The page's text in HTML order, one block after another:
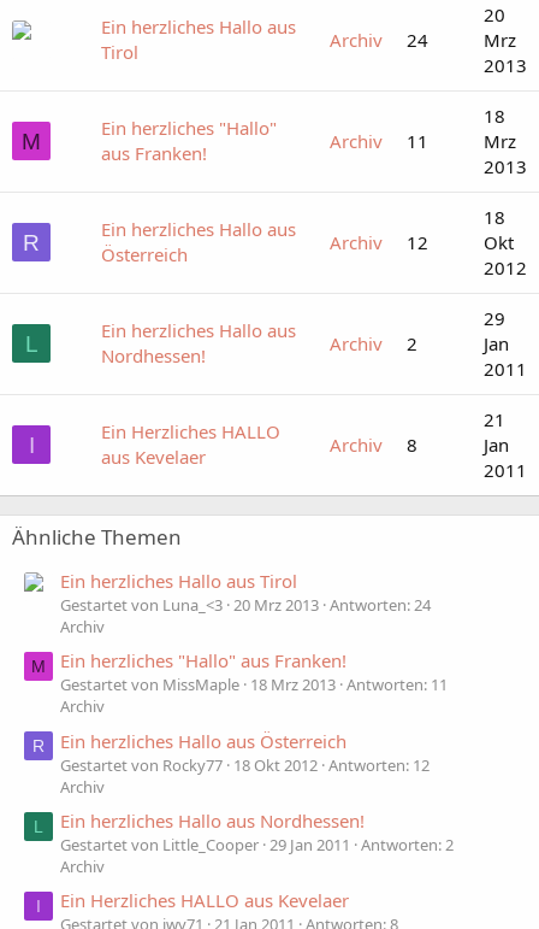
Ein herzliches Hallo aus
Tirol
Archiv 24
20
Mrz
2013
M
Ein herzliches "Hallo"
aus Franken!
Archiv 11
18
Mrz
2013
R
Ein herzliches Hallo aus
Österreich
Archiv 12
18
Okt
2012
L
Ein herzliches Hallo aus
Nordhessen!
Archiv 2
29
Jan
2011
I
Ein Herzliches HALLO
aus Kevelaer
Archiv 8
21
Jan
2011
Ähnliche Themen
Ein herzliches Hallo aus Tirol
Gestartet von Luna_<3 20 Mrz 2013 Antworten: 24
Archiv
M Ein herzliches "Hallo" aus Franken!
Gestartet von MissMaple 18 Mrz 2013 Antworten: 11
Archiv
R Ein herzliches Hallo aus Österreich
Gestartet von Rocky77 18 Okt 2012 Antworten: 12
Archiv
L Ein herzliches Hallo aus Nordhessen!
Gestartet von Little_Cooper 29 Jan 2011
Antworten: 2
Archiv
I Ein Herzliches HALLO aus Kevelaer
Gestartet von iwy71 21 Jan 2011 Antworten: 8